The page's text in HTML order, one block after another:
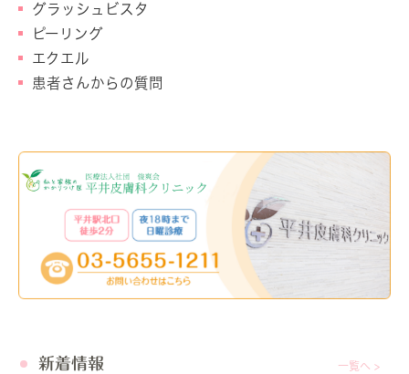
グラッシュビスタ
ピーリング
エクエル
患者さんからの質問
新着情報 一覧へ >